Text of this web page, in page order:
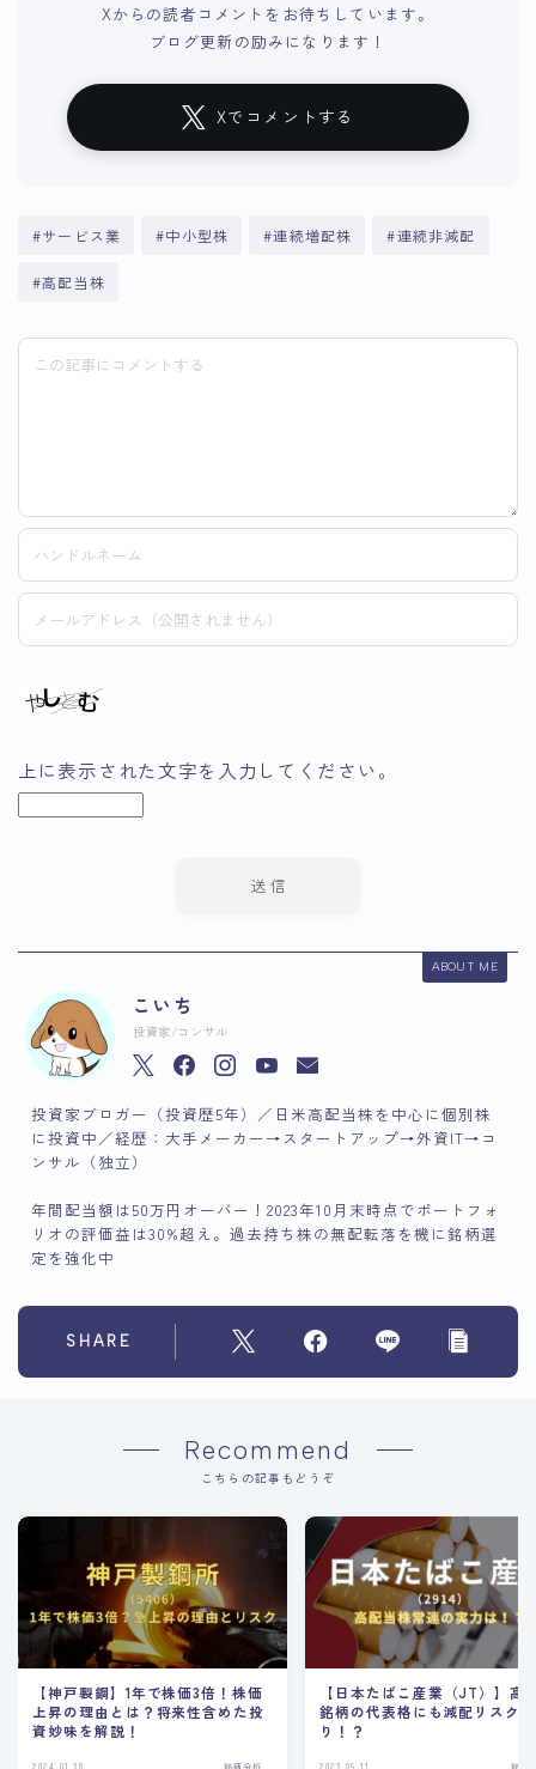
Xからの読者コメントをお待ちしています。
ブログ更新の励みになります！
Xでコメントする
#サービス業 #中小型株 #連続増配株 #連続非減配
#高配当株
上に表示された文字を入力してください。
ABOUT ME
こいち
投資家/コンサル
投資家ブロガー（投資歴5年）／日米高配当株を中心に個別株
に投資中／経歴：大手メーカー→スタートアップ→外資IT→コ
ンサル（独立）
年間配当額は50万円オーバー！2023年10月末時点でポートフォ
リオの評価益は30%超え。過去持ち株の無配転落を機に銘柄選
定を強化中
SHARE
Recommend
こちらの記事もどうぞ
【神戸製鋼】1年で株価3倍！株価
上昇の理由とは？将来性含めた投
資妙味を解説！
2024.01.30 銘柄分析
【日本たばこ産業（JT）】高
銘柄の代表格にも減配リスクあ
り！？
2023.09.11 銘柄